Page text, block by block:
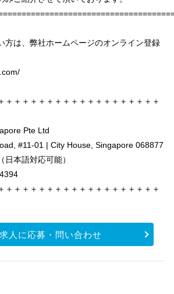
方は、弊社ホームページのオンライン登録
＋＋＋＋＋＋＋＋＋＋＋＋＋＋＋＋＋＋＋
Pte Ltd
#11-01 | City House, Singapore 068877
本語対応可能）
＋＋＋＋＋＋＋＋＋＋＋＋＋＋＋＋＋＋＋
人に応募・問い合わせ